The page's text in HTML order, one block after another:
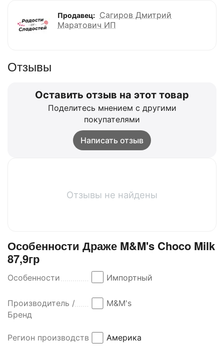
Продавец: Сагиров Дмитрий
Маратович ИП
Отзывы
Оставить отзыв на этот товар
Поделитесь мнением с другими
покупателями
Написать отзыв
Отзывы не найдены
Особенности Драже M&M's Choco Milk
87,9гр
Особенности Импортный
Производитель /
Бренд
M&M's
Регион производства Америка